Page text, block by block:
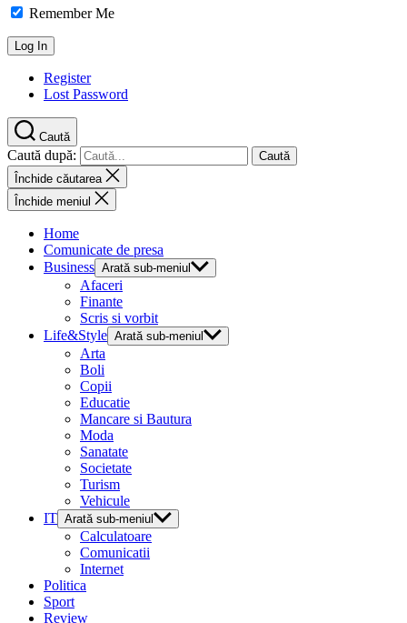
Remember Me
Register
Lost Password
Caută
Caută după:
Închide căutarea
Închide meniul
Home
Comunicate de presa
Business Arată sub-meniul
Afaceri
Finante
Scris si vorbit
Life&Style Arată sub-meniul
Arta
Boli
Copii
Educatie
Mancare si Bautura
Moda
Sanatate
Societate
Turism
Vehicule
IT Arată sub-meniul
Calculatoare
Comunicatii
Internet
Politica
Sport
Review